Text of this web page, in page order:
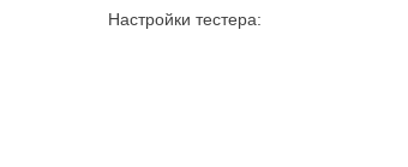
Настройки тестера: